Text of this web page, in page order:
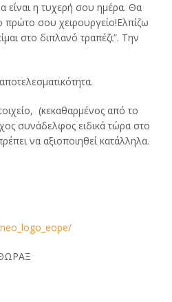
είναι η τυχερή σου ημέρα. Θα
πρώτο σου χειρουργείο!Eλπίζω
στο διπλανό τραπέζι”. Την
(κεκαθαρμένος από το
συνάδελφος ειδικά τώρα στο
να αξιοποιηθεί κατάλληλα.